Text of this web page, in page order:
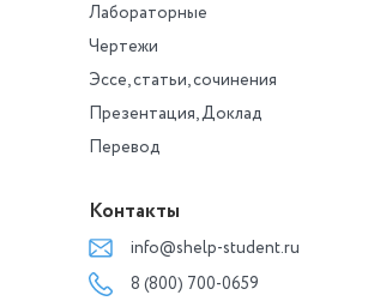
Лабораторные
Чертежи
Эссе, статьи, сочинения
Презентация, Доклад
Перевод
Контакты
info@shelp-student.ru
8 (800) 700-0659